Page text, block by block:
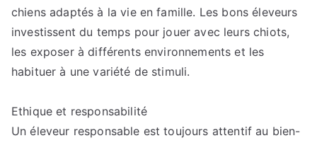
chiens adaptés à la vie en famille. Les bons éleveurs
investissent du temps pour jouer avec leurs chiots,
les exposer à différents environnements et les
habituer à une variété de stimuli.
Ethique et responsabilité
Un éleveur responsable est toujours attentif au bien-